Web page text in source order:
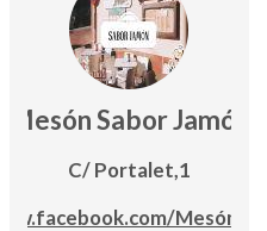
Mesón Sabor Jamón
C/ Portalet,1